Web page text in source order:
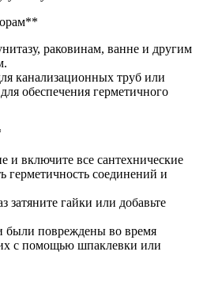
раковинам, ванне и другим
канализационных труб или
обеспечения герметичного
и включите все сантехнические
герметичность соединений и
затяните гайки или добавьте
были повреждены во время
с помощью шпаклевки или